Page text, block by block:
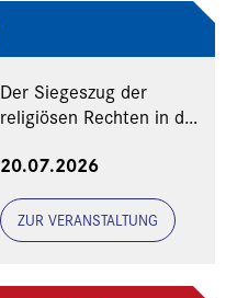
Der Siegeszug der
religiösen Rechten in den
20.07.2026
ZUR VERANSTALTUNG